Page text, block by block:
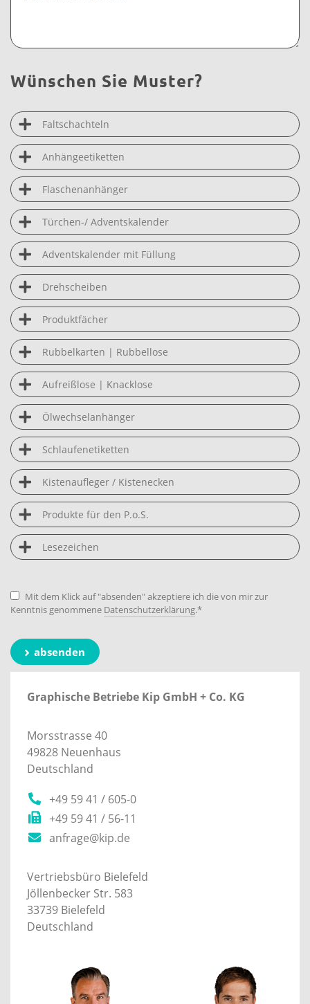
Wünschen Sie Muster?
Faltschachteln
Anhängeetiketten
Flaschenanhänger
Türchen-/ Adventskalender
Adventskalender mit Füllung
Drehscheiben
Produktfächer
Rubbelkarten | Rubbellose
Aufreißlose | Knacklose
Ölwechselanhänger
Schlaufenetiketten
Kistenaufleger / Kistenecken
Produkte für den P.o.S.
Lesezeichen
Mit dem Klick auf "absenden" akzeptiere ich die von mir zur
Kenntnis genommene Datenschutzerklärung.*
absenden
Graphische Betriebe Kip GmbH + Co. KG
Morsstrasse 40
49828 Neuenhaus
Deutschland
+49 59 41 / 605-0
+49 59 41 / 56-11
anfrage@kip.de
Vertriebsbüro Bielefeld
Jöllenbecker Str. 583
33739 Bielefeld
Deutschland